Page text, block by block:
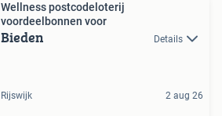
Wellness postcodeloterij
voordeelbonnen voor
Bieden Details
Rijswijk 2 aug 26